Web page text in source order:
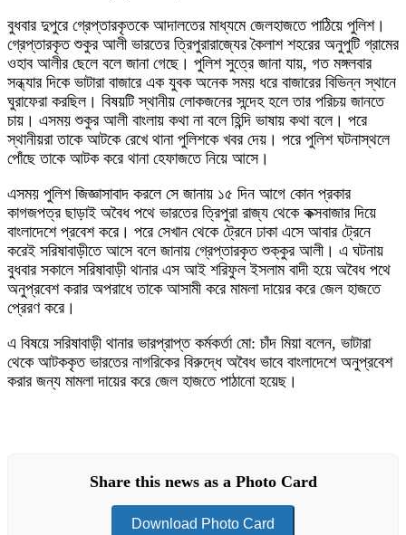
বুধবার দুপুরে গ্রেপ্তারকৃতকে আদালতের মাধ্যমে জেলহাজতে পাঠিয়ে পুলিশ।
গ্রেপ্তারকৃত শুকুর আলী ভারতের ত্রিপুরারাজ্যের কৈলাশ শহরের অনুপুটি গ্রামের
ওহাব আলীর ছেলে বলে জানা গেছে। পুলিশ সুত্রে জানা যায়, গত মঙ্গলবার
সন্ধ্যার দিকে ভাটারা বাজারে এক যুবক অনেক সময় ধরে বাজারের বিভিন্ন স্থানে
ঘুরাফেরা করছিল। বিষয়টি স্থানীয় লোকজনের সন্দেহ হলে তার পরিচয় জানতে
চায়। এসময় শুকুর আলী বাংলায় কথা না বলে হিন্দি ভাষায় কথা বলে। পরে
স্থানীয়রা তাকে আটকে রেখে থানা পুলিশকে খবর দেয়। পরে পুলিশ ঘটনাস্থলে
পোঁছে তাকে আটক করে থানা হেফাজতে নিয়ে আসে।
এসময় পুলিশ জিজ্ঞাসাবাদ করলে সে জানায় ১৫ দিন আগে কোন প্রকার
কাগজপত্র ছাড়াই অবৈধ পথে ভারতের ত্রিপুরা রাজ্য থেকে কক্সবাজার দিয়ে
বাংলাদেশে প্রবেশ করে। পরে সেখান থেকে ট্রেনে ঢাকা এসে আবার ট্রেনে
করেই সরিষাবাড়ীতে আসে বলে জানায় গ্রেপ্তারকৃত শুক্কুর আলী। এ ঘটনায়
বুধবার সকালে সরিষাবাড়ী থানার এস আই শরিফুল ইসলাম বাদী হয়ে অবৈধ পথে
অনুপ্রবেশ করার অপরাধে তাকে আসামী করে মামলা দায়ের করে জেল হাজতে
প্রেরণ করে।
এ বিষয়ে সরিষাবাড়ী থানার ভারপ্রাপ্ত কর্মকর্তা মো: চাঁদ মিয়া বলেন, ভাটারা
থেকে আটককৃত ভারতের নাগরিকের বিরুদ্ধে অবৈধ ভাবে বাংলাদেশে অনুপ্রবেশ
করার জন্য মামলা দায়ের করে জেল হাজতে পাঠানো হয়েছ।
Share this news as a Photo Card
Download Photo Card